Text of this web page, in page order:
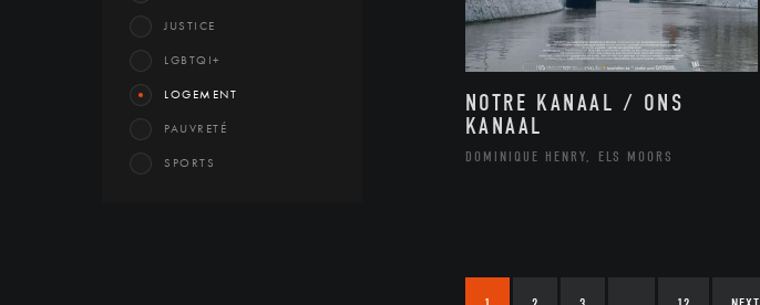
JUSTICE
LGBTQI+
LOGEMENT
PAUVRETÉ
SPORTS
NOTRE KANAAL / ONS
KANAAL
DOMINIQUE HENRY, ELS MOORS